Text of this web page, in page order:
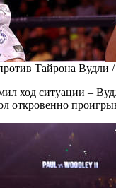
Тайрона Вудли /
ход ситуации –
откровенно